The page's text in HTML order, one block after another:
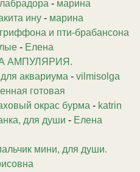
- марина
ину - марина
и пти-брабансона
- Елена
АМПУЛЯРИЯ.
аквариума - vilmisolga
готовая
окрас бурма - katrin
для души - Елена
мини, для души.